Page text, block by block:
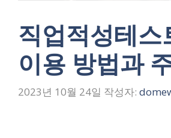
직업적성테스
이용 방법과
2023년 10월 24일 작성자: